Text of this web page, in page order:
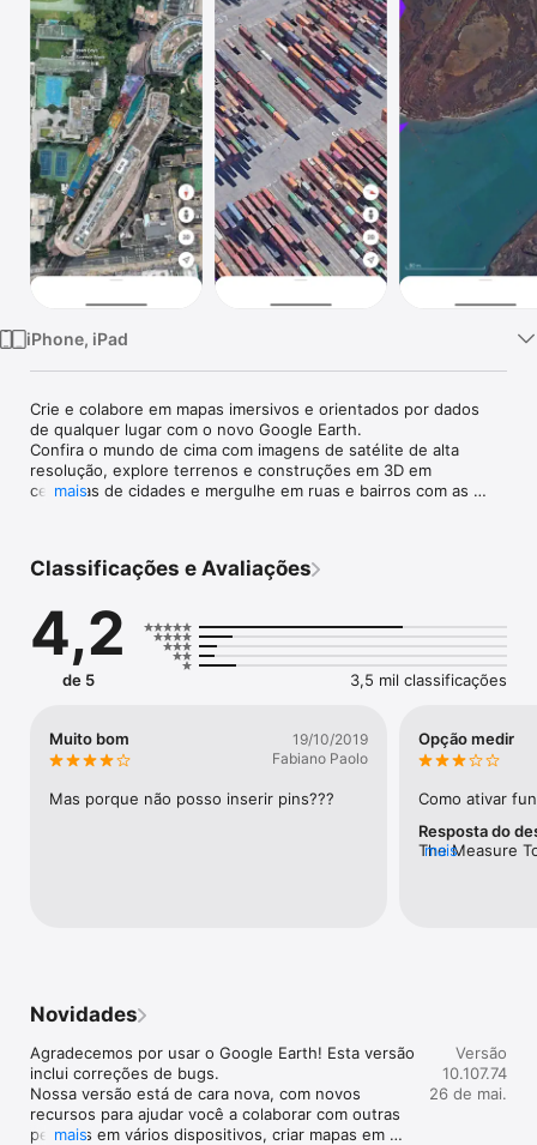
Watch
TV
iPhone, iPad
Crie e colabore em mapas imersivos e orientados por dados
de qualquer lugar com o novo Google Earth.
Confira o mundo de cima com imagens de satélite de alta
resolução, explore terrenos e construções em 3D em
centenas de cidades e mergulhe em ruas e bairros com as
mais
Classificações e Avaliações
4,2
de 5 3,5 mil classificações
Muito bom
19/10/2019
Fabiano Paolo
Mas porque não posso inserir pins???
Opção medir
Como ativar
Resposta do
The Measure
mais
Novidades
Agradecemos por usar o Google Earth! Esta versão
inclui correções de bugs.
Nossa versão está de cara nova, com novos
recursos para ajudar você a colaborar com outras
pessoas em vários dispositivos, criar mapas em
mais
Versão
10.107.74
26 de mai.